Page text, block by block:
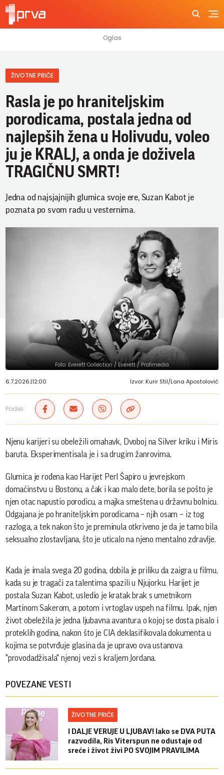
ŽIVOTNE PRIČE
Rasla je po hraniteljskim
porodicama, postala jedna od
najlepših žena u Holivudu, voleo
ju je KRALJ, a onda je doživela
TRAGIČNU SMRT!
Jedna od najsjajnijih glumica svoje ere, Suzan Kabot je
poznata po svom radu u vesternima.
Foto: Everett Collection / Everett / Profimedia
6.7.2026.|12:00 Izvor: Kurir Stil/Lana Apostolović
Podeli:
Njenu karijeri su obeležili omahavk, Dvoboj na Silver kriku i Miris
baruta. Eksperimentisala je i sa drugim žanrovima.
Glumica je rođena kao Harijet Perl Šapiro u jevrejskom
domaćinstvu u Bostonu, a čak i kao malo dete, borila se pošto je
njen otac napustio porodicu, a majka smeštena u državnu bolnicu.
Odgajana je po hraniteljskim porodicama – njih osam – iz tog
razloga, a tek nakon što je preminula otkriveno je da je tamo bila
seksualno zlostavljana, što je uticalo na njeno mentalno zdravlje.
Kada je imala svega 20 godina, dobila je priliku da zaigra u filmu,
kada su je tragači za talentima spazili u Njujorku. Harijet je
postala Suzan Kabot, usledio je kratak brak s umetnikom
Martinom Sakerom, a potom i vrtoglav uspeh na filmu. Ipak, njen
život obeležila je jedna ljubavna avantura o kojoj se dosta pisalo i
proteklih godina, nakon što je CIA deklasifikovala dokumenta u
kojima se potvrđuje glasina da je upravo ova ustanova
"provodadžisala" njenoj vezi s kraljem Jordana.
POVEZANE VESTI
ŽIVOTNE PRIČE
I DALJE VERUJE U LJUBAV! Iako se DVA PUTA
razvodila, Ris Viterspun ne odustaje od
sreće i život živi PO SVOJIM PRAVILIMA